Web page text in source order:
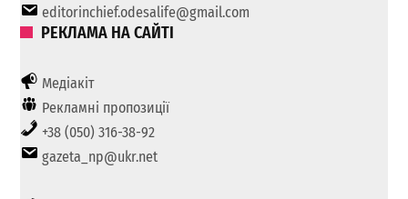
editorinchief.odesalife@gmail.com
РЕКЛАМА НА САЙТІ
Медіакіт
Рекламні пропозиції
+38 (050) 316-38-92
gazeta_np@ukr.net